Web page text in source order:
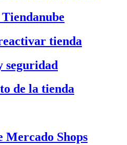
tienda
seguridad
de la tienda
Mercado Shops